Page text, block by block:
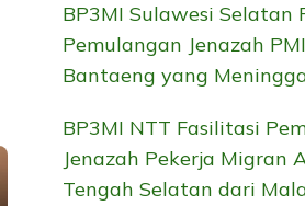
BP3MI Sulawesi Selatan
Pemulangan Jenazah
Bantaeng yang
BP3MI NTT Fasilitasi
Jenazah Pekerja Migran
Tengah Selatan dari